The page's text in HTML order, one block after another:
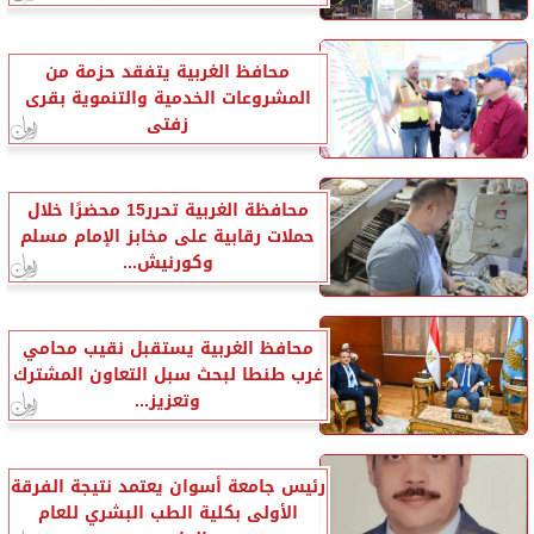
محافظ الغربية يتفقد حزمة من
المشروعات الخدمية والتنموية بقرى
زفتى
محافظة الغربية تحرر15 محضرًا خلال
حملات رقابية على مخابز الإمام مسلم
وكورنيش...
محافظ الغربية يستقبل نقيب محامي
غرب طنطا لبحث سبل التعاون المشترك
وتعزيز...
رئيس جامعة أسوان يعتمد نتيجة الفرقة
الأولى بكلية الطب البشري للعام